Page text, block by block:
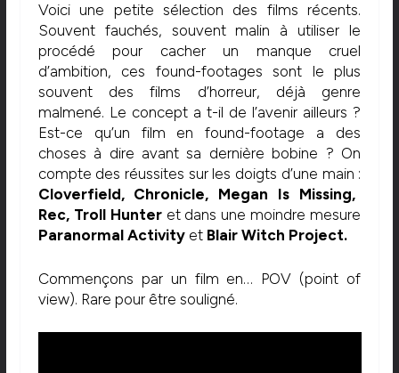
Voici une petite sélection des films récents.
Souvent fauchés, souvent malin à utiliser le
procédé pour cacher un manque cruel
d’ambition, ces found-footages sont le plus
souvent des films d’horreur, déjà genre
malmené. Le concept a t-il de l’avenir ailleurs ?
Est-ce qu’un film en found-footage a des
choses à dire avant sa dernière bobine ? On
compte des réussites sur les doigts d’une main :
Cloverfield, Chronicle, Megan Is Missing,
Rec, Troll Hunter et dans une moindre mesure
Paranormal Activity etBlair Witch Project.
Commençons par un film en… POV (point of
view). Rare pour être souligné.